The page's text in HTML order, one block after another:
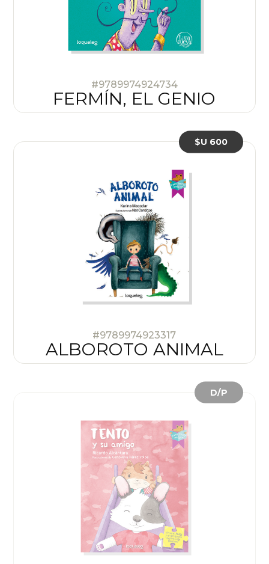
#9789974924734
FERMÍN, EL GENIO
#9789974923317
ALBOROTO ANIMAL
$U 600
D/P